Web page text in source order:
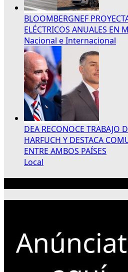
BLOOMBERGNEF
ELÉCTRICOS ANUALES EN
Nacional e Internacional
DEA RECONOCE TRABAJO
HARFUCH Y DESTACA
ENTRE AMBOS PAÍSES
Local